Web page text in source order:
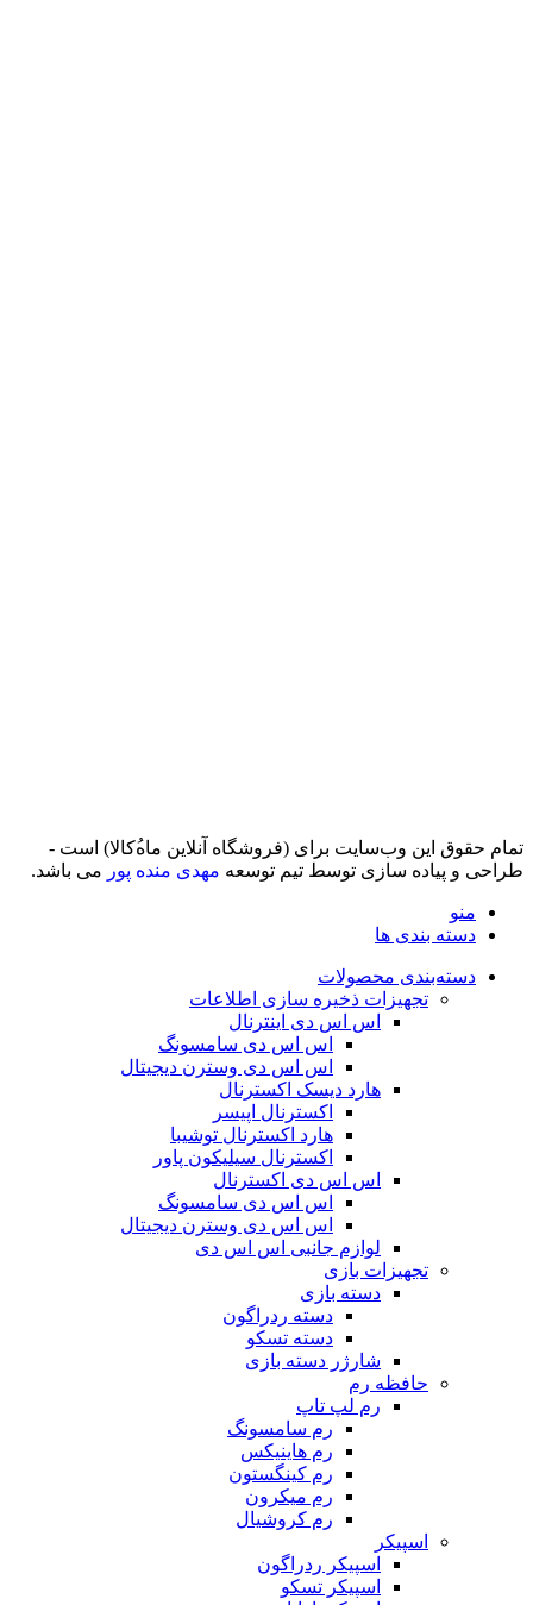
تمام حقوق اين وب‌سايت برای (فروشگاه آنلاین ماه‌‌‌‌‌‌ُکالا) است -
طراحی و پیاده سازی توسط تیم توسعه مهدی منده پور می باشد.
منو
دسته بندی ها
دسته‌بندی محصولات
تجهیزات ذخیره سازی اطلاعات
اس اس دی اینترنال
اس اس دی سامسونگ
اس اس دی وسترن دیجیتال
هارد دیسک اکسترنال
اکسترنال اپیسر
هارد اکسترنال توشیبا
اکسترنال سیلیکون پاور
اس اس دی اکسترنال
اس اس دی سامسونگ
اس اس دی وسترن دیجیتال
لوازم جانبی اس اس دی
تجهیزات بازی
دسته بازی
دسته ردراگون
دسته تسکو
شارژر دسته بازی
حافظه رم
رم لپ تاپ
رم سامسونگ
رم هاینیکس
رم کینگستون
رم میکرون
رم کروشیال
اسپیکر
اسپیکر ردراگون
اسپیکر تسکو